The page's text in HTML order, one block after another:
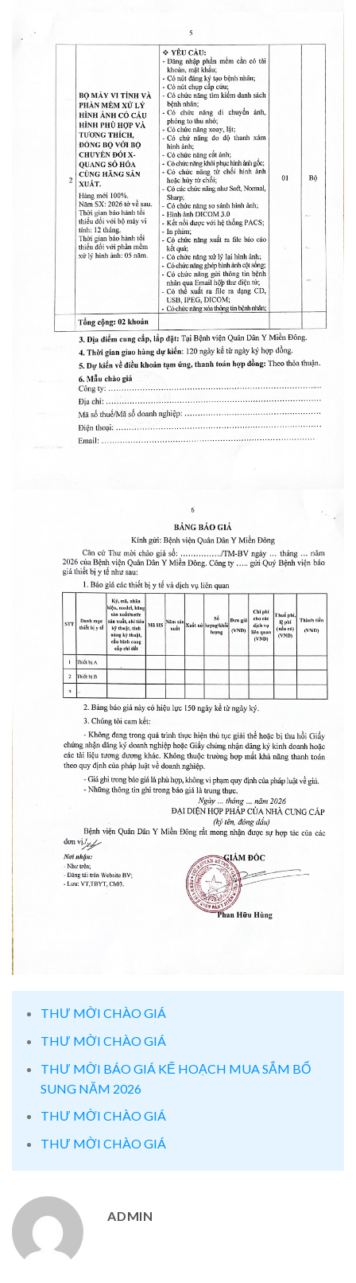
THƯ MỜI CHÀO GIÁ
THƯ MỜI CHÀO GIÁ
THƯ MỜI BÁO GIÁ KẾ HOẠCH MUA SẮM BỔ
SUNG NĂM 2026
THƯ MỜI CHÀO GIÁ
THƯ MỜI CHÀO GIÁ
ADMIN